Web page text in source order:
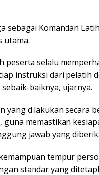
sebagai Komandan
utama.
peserta selalu
instruksi dari pelatih
baiknya, ujarnya.
yang dilakukan secara
guna memastikan
jawab yang
tempur
standar yang